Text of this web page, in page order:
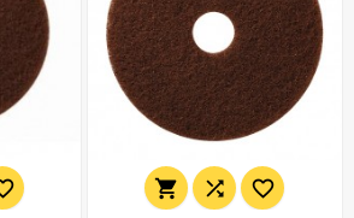
  